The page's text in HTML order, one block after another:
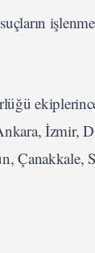
İzmir,
Çanakkale,